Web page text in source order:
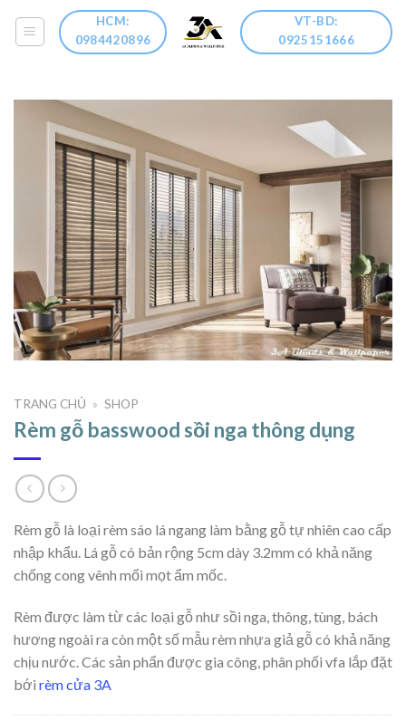
HCM:
0984420896
VT-BD:
0925151666
TRANG CHỦ » SHOP
Rèm gỗ basswood sồi nga thông dụng
Rèm gỗ là loại rèm sáo lá ngang làm bằng gỗ tự nhiên cao cấp
nhập khẩu. Lá gỗ có bản rộng 5cm dày 3.2mm có khả năng
chống cong vênh mối mọt ẩm mốc.
Rèm được làm từ các loại gỗ như sồi nga, thông, tùng, bách
hương ngoài ra còn một số mẫu rèm nhựa giả gỗ có khả năng
chịu nước. Các sản phẩn được gia công, phân phối vfa lắp đặt
bới rèm cửa 3A